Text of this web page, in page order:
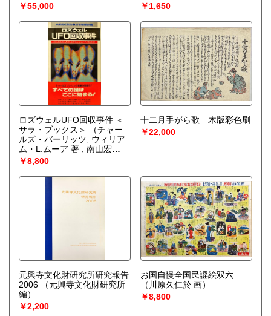
￥55,000
￥1,650
ロズウェルUFO回収事件 ＜
サラ・ブックス＞
（チャー
ルズ・バーリッツ, ウィリア
ム・L.ムーア 著 ; 南山宏
訳）
￥8,800
十二月手がら歌 木版彩色刷
￥22,000
元興寺文化財研究所研究報告
2006
（元興寺文化財研究所
編）
￥2,200
お国自慢全国民謡絵双六
（川原久仁於 画）
￥8,800